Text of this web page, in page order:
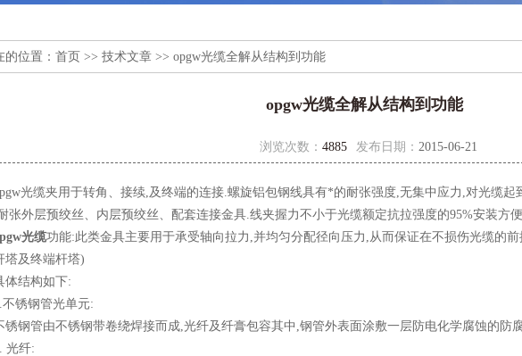
的位置： 首页 >> 技术文章 >> opgw光缆全解从结构到功能
opgw光缆全解从结构到功能
浏览次数： 4885 发布日期： 2015-06-21
光缆夹用于转角、接续,及终端的连接.螺旋铝包钢线具有*的耐张强度,无集中应力,对光缆起
张外层预绞丝、内层预绞丝、配套连接金具.线夹握力不小于光缆额定抗拉强度的95%安装方
光缆功能:此类金具主要用于承受轴向拉力,并均匀分配径向压力,从而保证在不损伤光缆的
塔及终端杆塔)
结构如下:
钢管光单元:
管由不锈钢带卷绕焊接而成,光纤及纤膏包容其中,钢管外表面涂敷一层防电化学腐蚀的防
纤: